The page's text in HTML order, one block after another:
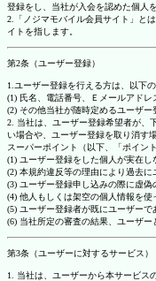
登録をし、当社が入会を認めた個人
2.「ノジマモバイル会員サイト」と
イトを指します。
第2条（ユーザー登録）
1.ユーザー登録を行える方は、以下
(1) 氏名、電話番号、Ｅメールアド
(2) その他当社が随時定めるユーザ
2. 当社は、ユーザー登録希望者が、
い場合や、ユーザー登録を取り消す
スーパーポイント（以下、「ポイン
(1) ユーザー登録をした個人が実在し
(2) 本規約違反等の理由により過去
(3) ユーザー登録申し込みの際に虚
(4) 他人もしくは架空の個人情報を
(5) ユーザー登録者が既にユーザーで
(6) 当社所定の審査の結果、ユーザ
第3条（ユーザーに対するサービス）
1. 当社は、ユーザーから本サービス